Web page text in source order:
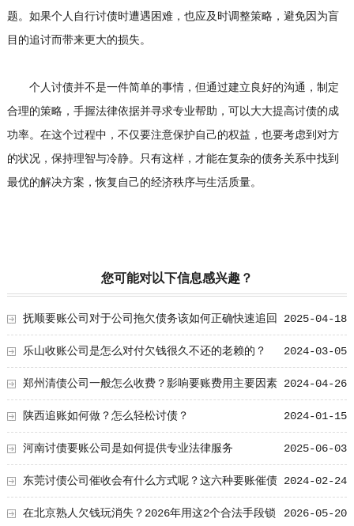
题。如果个人自行讨债时遭遇困难，也应及时调整策略，避免因为盲
目的追讨而带来更大的损失。
个人讨债并不是一件简单的事情，但通过建立良好的沟通，制定
合理的策略，手握法律依据并寻求专业帮助，可以大大提高讨债的成
功率。在这个过程中，不仅要注意保护自己的权益，也要考虑到对方
的状况，保持理智与冷静。只有这样，才能在复杂的债务关系中找到
最优的解决方案，恢复自己的经济秩序与生活质量。
您可能对以下信息感兴趣？
2025-04-18
抚顺要账公司对于公司拖欠债务该如何正确快速追回
2024-03-05
乐山收账公司是怎么对付欠钱很久不还的老赖的？
2024-04-26
郑州清债公司一般怎么收费？影响要账费用主要因素
2024-01-15
陕西追账如何做？怎么轻松讨债？
2025-06-03
河南讨债要账公司是如何提供专业法律服务
2024-02-24
东莞讨债公司催收会有什么方式呢？这六种要账催债
方式值得学习！ 2026-05-20
在北京熟人欠钱玩消失？2026年用这2个合法手段锁